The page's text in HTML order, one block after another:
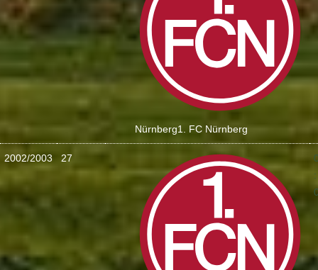
Nürnberg1. FC Nürnberg
2002/2003 27
: